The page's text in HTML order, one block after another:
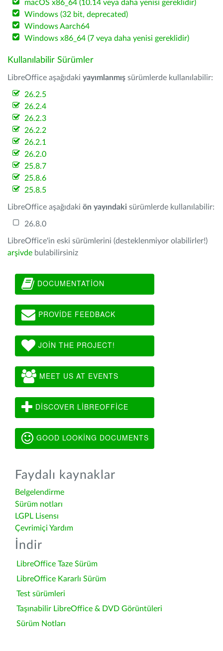
macOS x86_64 (10.14 veya daha yenisi gereklidir)
Windows (32 bit, deprecated)
Windows Aarch64
Windows x86_64 (7 veya daha yenisi gereklidir)
Kullanılabilir Sürümler
LibreOffice aşağıdaki yayımlanmış sürümlerde kullanılabilir:
26.2.5
26.2.4
26.2.3
26.2.2
26.2.1
26.2.0
25.8.7
25.8.6
25.8.5
LibreOffice aşağıdaki ön yayındaki sürümlerde kullanılabilir:
26.8.0
LibreOffice'in eski sürümlerini (desteklenmiyor olabilirler!)
arşivde bulabilirsiniz
DOCUMENTATION
PROVIDE FEEDBACK
JOIN THE PROJECT!
MEET US AT EVENTS
DISCOVER LIBREOFFICE
GOOD LOOKING DOCUMENTS
Faydalı kaynaklar
Belgelendirme
Sürüm notları
LGPL Lisensı
Çevrimiçi Yardım
İndir
LibreOffice Taze Sürüm
LibreOffice Kararlı Sürüm
Test sürümleri
Taşınabilir LibreOffice & DVD Görüntüleri
Sürüm Notları